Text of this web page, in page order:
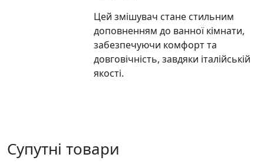
Цей змішувач стане стильним
доповненням до ванної кімнати,
забезпечуючи комфорт та
довговічність, завдяки італійській
якості.
Супутні товари